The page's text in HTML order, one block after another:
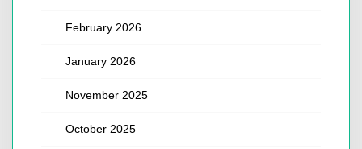
February 2026
January 2026
November 2025
October 2025